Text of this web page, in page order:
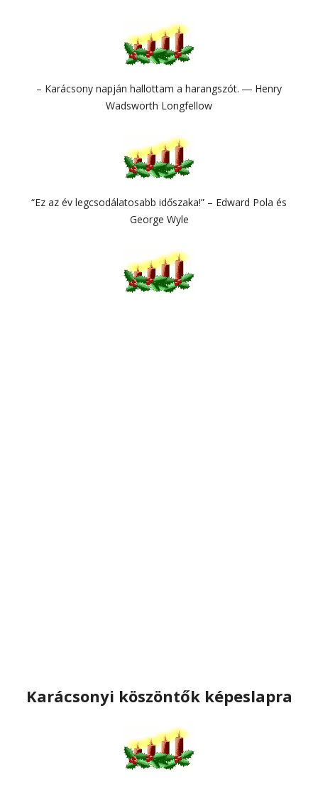
– Karácsony napján hallottam a harangszót. ― Henry
Wadsworth Longfellow
“Ez az év legcsodálatosabb időszaka!” – Edward Pola és
George Wyle
Karácsonyi köszöntők képeslapra